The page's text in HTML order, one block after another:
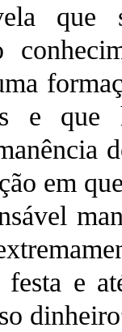
que
e
em
e